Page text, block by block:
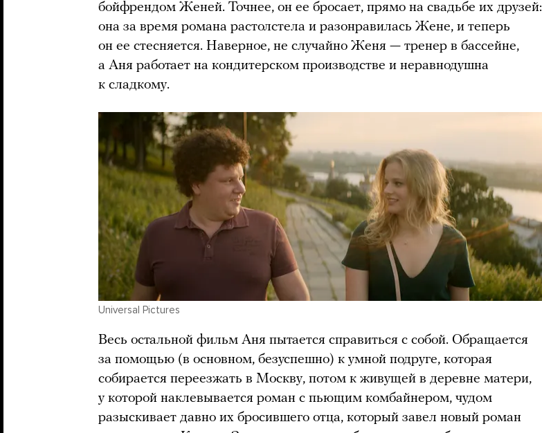
бойфрендом Женей. Точнее, он ее бросает, прямо на свадьбе их друзей:
она за время романа растолстела и разонравилась Жене, и теперь
он ее стесняется. Наверное, не случайно Женя — тренер в бассейне,
а Аня работает на кондитерском производстве и неравнодушна
к сладкому.
Universal Pictures
Весь остальной фильм Аня пытается справиться с собой. Обращается
за помощью (в основном, безуспешно) к умной подруге, которая
собирается переезжать в Москву, потом к живущей в деревне матери,
у которой наклевывается роман с пьющим комбайнером, чудом
разыскивает давно их бросившего отца, который завел новый роман